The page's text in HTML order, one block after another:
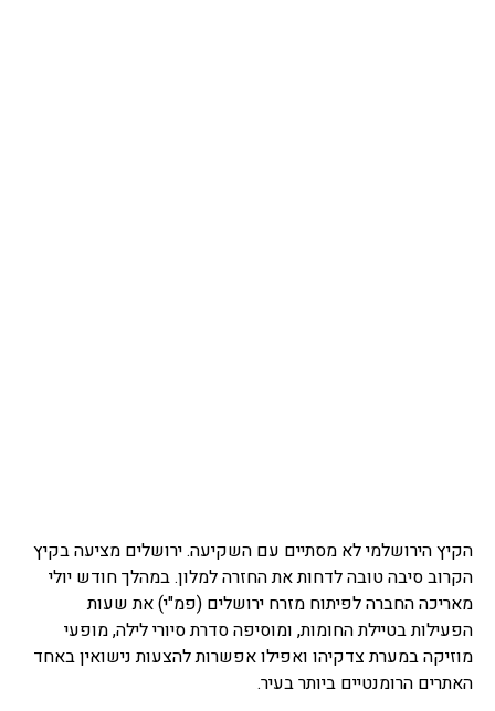
הקיץ הירושלמי לא מסתיים עם השקיעה. ירושלים מציעה בקיץ
הקרוב סיבה טובה לדחות את החזרה למלון. במהלך חודש יולי
מאריכה החברה לפיתוח מזרח ירושלים (פמ"י) את שעות
הפעילות בטיילת החומות, ומוסיפה סדרת סיורי לילה, מופעי
מוזיקה במערת צדקיהו ואפילו אפשרות להצעות נישואין באחד
האתרים הרומנטיים ביותר בעיר.